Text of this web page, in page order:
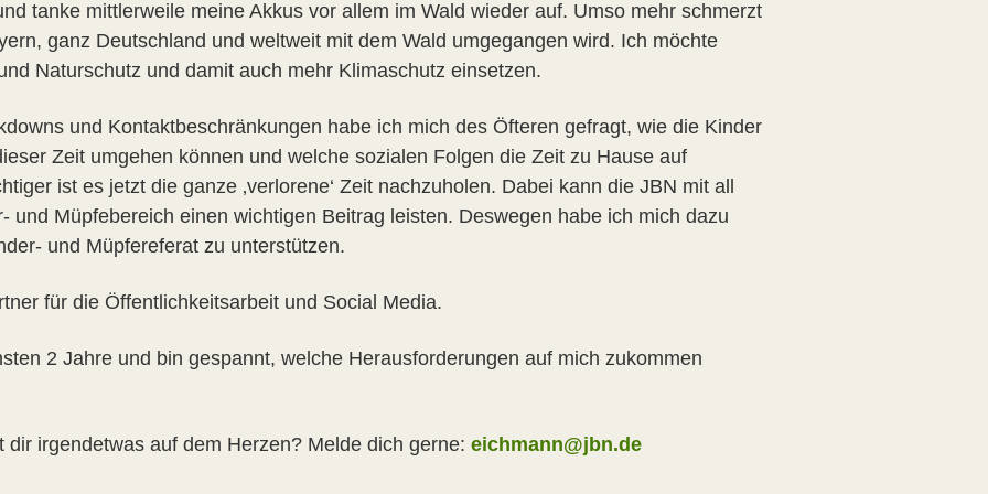
tanke mittlerweile meine Akkus vor allem im Wald wieder auf. Umso mehr schmerzt
ganz Deutschland und weltweit mit dem Wald umgegangen wird. Ich möchte
Naturschutz und damit auch mehr Klimaschutz einsetzen.
und Kontaktbeschränkungen habe ich mich des Öfteren gefragt, wie die Kinder
Zeit umgehen können und welche sozialen Folgen die Zeit zu Hause auf
ist es jetzt die ganze ‚verlorene‘ Zeit nachzuholen. Dabei kann die JBN mit all
und Müpfebereich einen wichtigen Beitrag leisten. Deswegen habe ich mich dazu
und Müpfereferat zu unterstützen.
für die Öffentlichkeitsarbeit und Social Media.
2 Jahre und bin gespannt, welche Herausforderungen auf mich zukommen
irgendetwas auf dem Herzen? Melde dich gerne: eichmann@jbn.de